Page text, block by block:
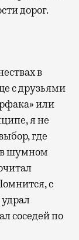
дорог.
в
с друзьями
или
я не
где
в шумном
с
соседей по